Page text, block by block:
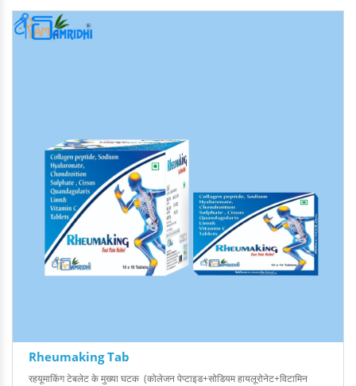
Rheumaking Tab
रहयूमाकिंग टेबलेट के मुख्या घटक (कोलेजन पेप्टाइड+सोडियम हायलूरोनेट+विटामिन